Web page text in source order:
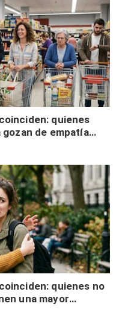
quienes
de empatía
autocontrol
quienes no
una mayor
y no es por